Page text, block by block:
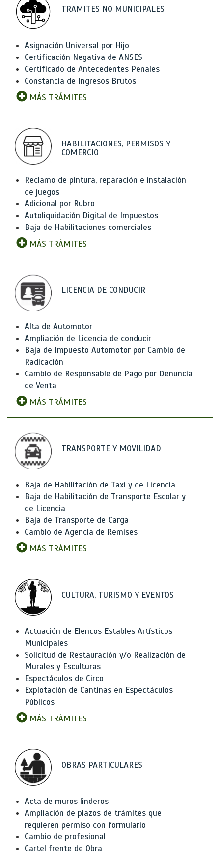
TRAMITES NO MUNICIPALES
Asignación Universal por Hijo
Certificación Negativa de ANSES
Certificado de Antecedentes Penales
Constancia de Ingresos Brutos
MÁS TRÁMITES
HABILITACIONES, PERMISOS Y
COMERCIO
Reclamo de pintura, reparación e instalación
de juegos
Adicional por Rubro
Autoliquidación Digital de Impuestos
Baja de Habilitaciones comerciales
MÁS TRÁMITES
LICENCIA DE CONDUCIR
Alta de Automotor
Ampliación de Licencia de conducir
Baja de Impuesto Automotor por Cambio de
Radicación
Cambio de Responsable de Pago por Denuncia
de Venta
MÁS TRÁMITES
TRANSPORTE Y MOVILIDAD
Baja de Habilitación de Taxi y de Licencia
Baja de Habilitación de Transporte Escolar y
de Licencia
Baja de Transporte de Carga
Cambio de Agencia de Remises
MÁS TRÁMITES
CULTURA, TURISMO Y EVENTOS
Actuación de Elencos Estables Artísticos
Municipales
Solicitud de Restauración y/o Realización de
Murales y Esculturas
Espectáculos de Circo
Explotación de Cantinas en Espectáculos
Públicos
MÁS TRÁMITES
OBRAS PARTICULARES
Acta de muros linderos
Ampliación de plazos de trámites que
requieren permiso con formulario
Cambio de profesional
Cartel frente de Obra